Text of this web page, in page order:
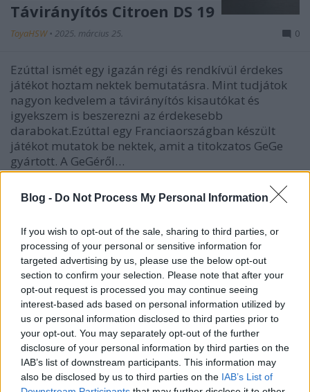
Blog - Do Not Process My Personal Information
If you wish to opt-out of the sale, sharing to third parties, or
processing of your personal or sensitive information for
targeted advertising by us, please use the below opt-out
section to confirm your selection. Please note that after your
opt-out request is processed you may continue seeing
interest-based ads based on personal information utilized by
us or personal information disclosed to third parties prior to
your opt-out. You may separately opt-out of the further
disclosure of your personal information by third parties on the
IAB’s list of downstream participants. This information may
also be disclosed by us to third parties on the IAB’s List of
Távirányítós Citroen DS 19
ToyaHSW • 2025. március 25. 0
Ezúttal ismét egy igazán régi és rendkívül érdekes
játékot hoztam nektek bemutatásra. Mint tudjátok
nagyon kedvelem a távirányítós kisautókat és
igyekszem is beszerezni az érdekesebb
darabokat.Ezúttal egy Franciaországban készült
játékot mutatok be nektek, amit a titokzatos GeGe
gyártott. A GeGéről…